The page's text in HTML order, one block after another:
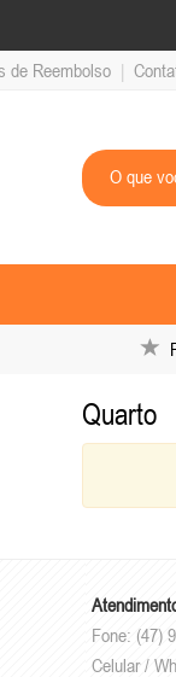
de Reembolso |
Quarto
Fone: (47)
Celular /